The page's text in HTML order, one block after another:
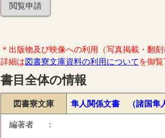
閲覧申請
＊出版物及び映像への利用（写真掲載・翻
詳細は図書寮文庫資料の利用について を御覧
書目全体の情報
図書寮文庫 隼人関係文書 （諸国隼
編著者